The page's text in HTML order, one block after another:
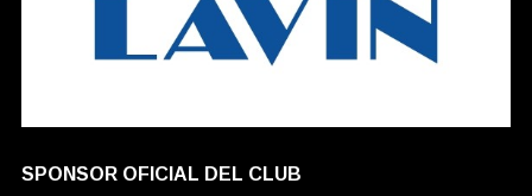
SPONSOR OFICIAL DEL CLUB